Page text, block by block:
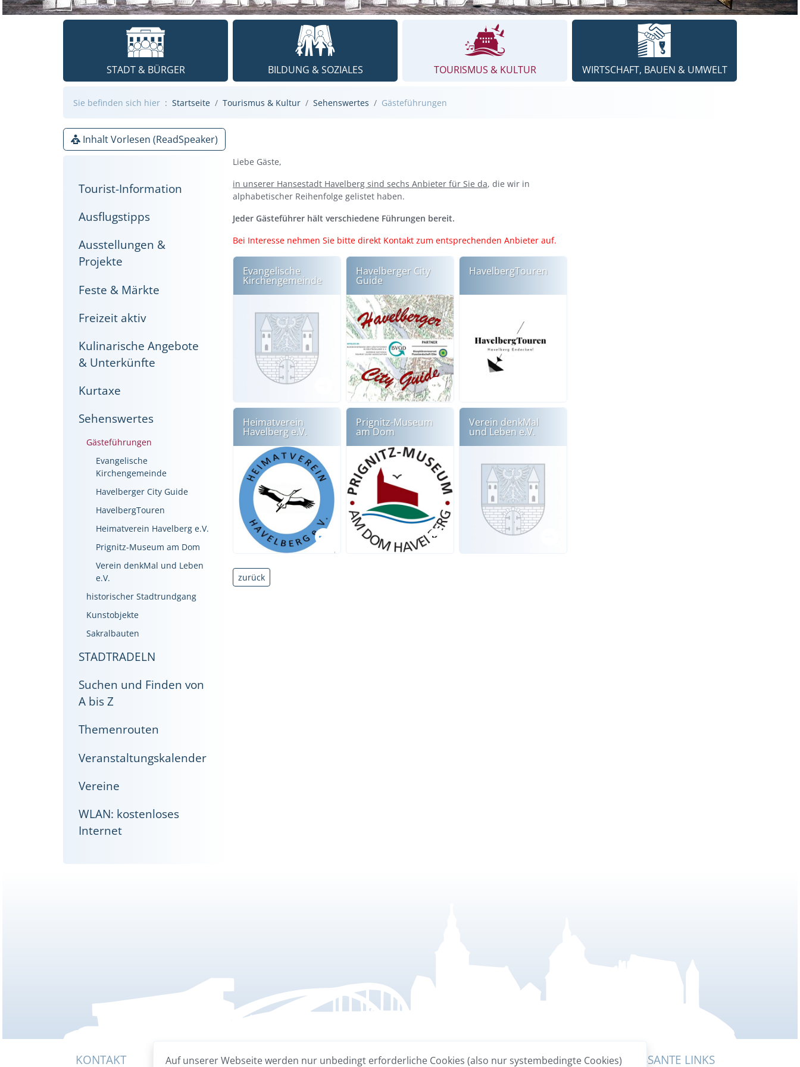
Auf unserer Webseite werden nur unbedingt erforderliche Cookies (also nur systembedingte Cookies)
STADT & BÜRGER BILDUNG & SOZIALES TOURISMUS & KULTUR WIRTSCHAFT, BAUEN & UMWELT
Sie befinden sich hier Startseite Tourismus & Kultur Sehenswertes Gästeführungen
Inhalt Vorlesen (ReadSpeaker)
Liebe Gäste,
in unserer Hansestadt Havelberg sind sechs Anbieter für Sie da, die wir in
alphabetischer Reihenfolge gelistet haben.
Jeder Gästeführer hält verschiedene Führungen bereit.
Bei Interesse nehmen Sie bitte direkt Kontakt zum entsprechenden Anbieter auf.
Evangelische
Kirchengemeinde
Havelberger City
Guide
HavelbergTouren
Heimatverein
Havelberg e.V.
Prignitz-Museum
am Dom
Verein denkMal
und Leben e.V.
zurück
Tourist-Information
Ausflugstipps
Ausstellungen &
Projekte
Feste & Märkte
Freizeit aktiv
Kulinarische Angebote
& Unterkünfte
Kurtaxe
Sehenswertes
Gästeführungen
Evangelische
Kirchengemeinde
Havelberger City Guide
HavelbergTouren
Heimatverein Havelberg e.V.
Prignitz-Museum am Dom
Verein denkMal und Leben
e.V.
historischer Stadtrundgang
Kunstobjekte
Sakralbauten
STADTRADELN
Suchen und Finden von
A bis Z
Themenrouten
Veranstaltungskalender
Vereine
WLAN: kostenloses
Internet
KONTAKT INTERESSANTE LINKS INTERESSANTE LINKS INTERESSANTE LINKS